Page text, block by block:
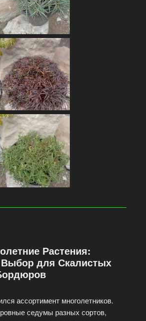
Растения:
для Скалистых
ассортимент многолетников.
седумы разных сортов,